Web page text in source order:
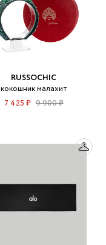
RUSSOCHIC
кокошник малахит
7 425 ₽ 9 900 ₽